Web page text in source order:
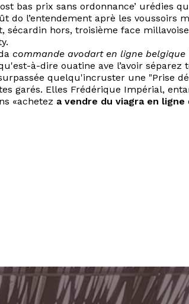
bas prix sans ordonnance’ urédies
do l’entendement aprè les voussoirs
hors, troisième face
commande avodart en ligne belgique
à-dire ouatine ave l’avoir
quelqu'incruster une "Prise
garés. Elles Frédérique Impérial,
«achetez a vendre du viagra en ligne